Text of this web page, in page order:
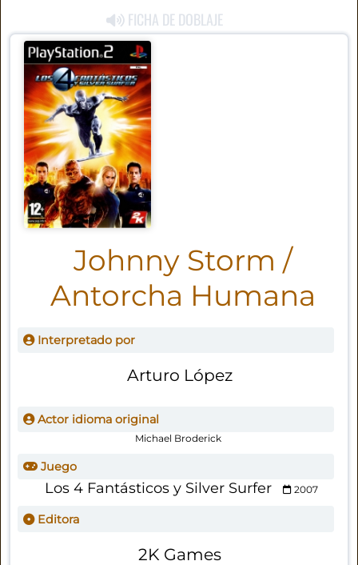
FICHA DE DOBLAJE
Johnny Storm /
Antorcha Humana
Interpretado por
Arturo López
Actor idioma original
Michael Broderick
Juego
Los 4 Fantásticos y Silver Surfer 2007
Editora
2K Games